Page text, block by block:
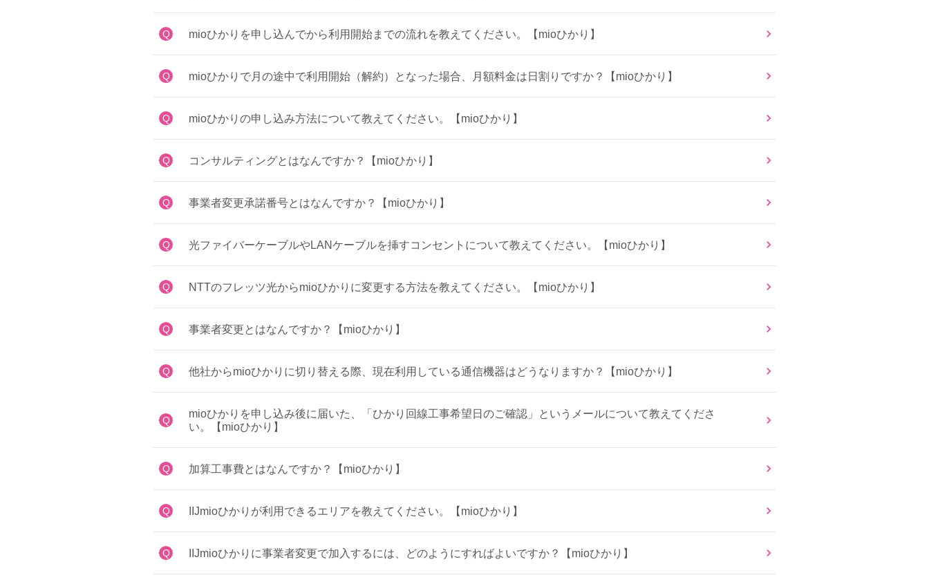
Q mioひかりを申し込んでから利用開始までの流れを教えてください。【mioひかり】
Q mioひかりで月の途中で利用開始（解約）となった場合、月額料金は日割りですか？【mioひかり】
Q mioひかりの申し込み方法について教えてください。【mioひかり】
Q コンサルティングとはなんですか？【mioひかり】
Q 事業者変更承諾番号とはなんですか？【mioひかり】
Q 光ファイバーケーブルやLANケーブルを挿すコンセントについて教えてください。【mioひかり】
Q NTTのフレッツ光からmioひかりに変更する方法を教えてください。【mioひかり】
Q 事業者変更とはなんですか？【mioひかり】
Q 他社からmioひかりに切り替える際、現在利用している通信機器はどうなりますか？【mioひかり】
Q
mioひかりを申し込み後に届いた、「ひかり回線工事希望日のご確認」というメールについて教えてくださ
い。【mioひかり】
Q 加算工事費とはなんですか？【mioひかり】
Q IIJmioひかりが利用できるエリアを教えてください。【mioひかり】
Q IIJmioひかりに事業者変更で加入するには、どのようにすればよいですか？【mioひかり】